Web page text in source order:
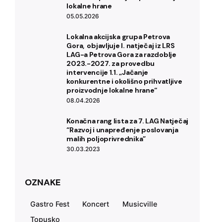
lokalne hrane
05.05.2026
Lokalna akcijska grupa Petrova
Gora, ­ objavljuje l. natječaj iz LRS
LAG-a Petrova Gora za razdoblje
2023.-2027. za provedbu
intervencije 1.1. „Jačanje
konkurentne i okolišno prihvatljive
proizvodnje lokalne hrane“
08.04.2026
Konačna rang lista za 7. LAG Natječaj
“Razvoj i unapređenje poslovanja
malih poljoprivrednika”
30.03.2023
OZNAKE
Gastro Fest Koncert
Musicville
Topusko